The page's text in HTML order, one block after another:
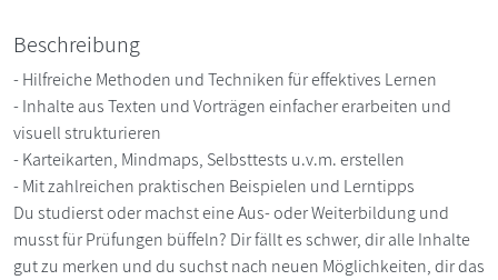
Beschreibung
- Hilfreiche Methoden und Techniken für effektives Lernen
- Inhalte aus Texten und Vorträgen einfacher erarbeiten und
visuell strukturieren
- Karteikarten, Mindmaps, Selbsttests u.v.m. erstellen
- Mit zahlreichen praktischen Beispielen und Lerntipps
Du studierst oder machst eine Aus- oder Weiterbildung und
musst für Prüfungen büffeln? Dir fällt es schwer, dir alle Inhalte
gut zu merken und du suchst nach neuen Möglichkeiten, dir das